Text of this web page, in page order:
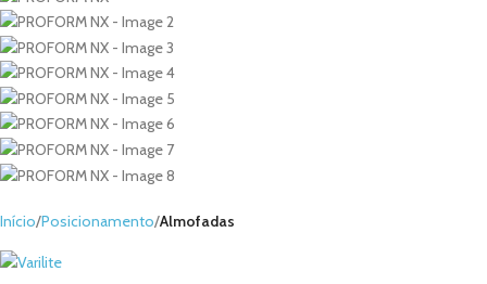
Início Posicionamento Almofadas